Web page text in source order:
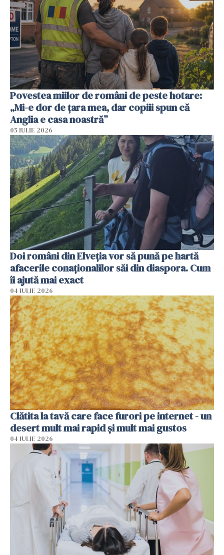
Povestea miilor de români de peste hotare:
„Mi-e dor de țara mea, dar copiii spun că
Anglia e casa noastră”
05 IULIE 2026
Doi români din Elveția vor să pună pe hartă
afacerile conaționalilor săi din diaspora. Cum
îi ajută mai exact
04 IULIE 2026
Clătita la tavă care face furori pe internet - un
desert mult mai rapid și mult mai gustos
04 IULIE 2026